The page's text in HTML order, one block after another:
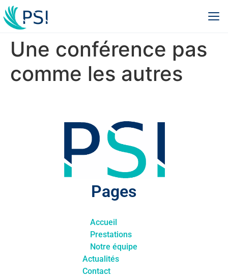
Une conférence pas
comme les autres
Pages
Accueil
Prestations
Notre équipe
Actualités
Contact